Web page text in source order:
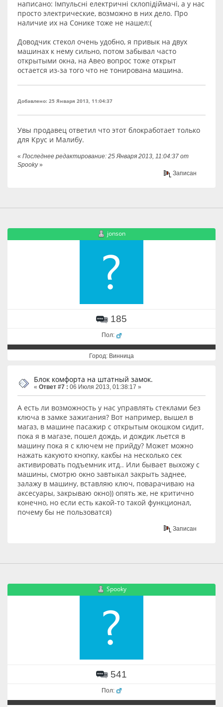
написано: Імпульсні електричні склопідіймачі, а у нас
просто электрические, возможно в них дело. Про
наличие их на Сонике тоже не нашел:(
Доводчик стекол очень удобно, я привык на двух
машинах к нему сильно, потом забывал часто
открытыми окна, на Авео вопрос тоже открыт
остается из-за того что не тонирована машина.
Добавлено: 25 Января 2013, 11:04:37
Увы продавец ответил что этот блокработает только
для Крус и Малибу.
« Последнее редактирование: 25 Января 2013, 11:04:37 от
Spooky»
Записан
jonson
185
Пол:
Город: Винница
Блок комфорта на штатный замок.
« Ответ #7 : 06 Июля 2013, 01:38:17 »
А есть ли возможность у нас управлять стеклами без
ключа в замке зажигания? Вот например, вышел в
магаз, в машине пасажир с открытым окошком сидит,
пока я в магазе, пошел дождь, и дождик льется в
машину пока я с ключем не прийду? Может можно
нажать какуюто кнопку, какбы на несколько сек
активировать подъемник итд.. Или бывает выхожу с
машины, смотрю окно завтыкал закрыть заднее,
залажу в машину, вставляю ключ, поварачиваю на
аксесуары, закрываю окно)) опять же, не критично
конечно, но если есть какой-то такой функционал,
почему бы не пользоватся)
Записан
Spooky
541
Пол: